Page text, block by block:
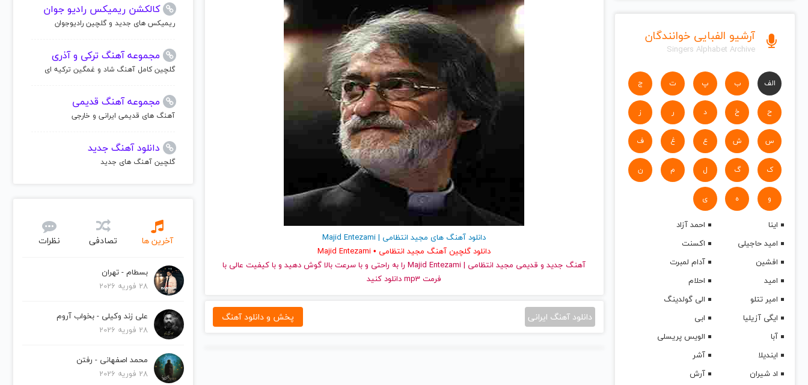
آرشیو الفبایی خوانندگان
Singers Alphabet Archive
الف ب پ ت ج
ح خ د ر ز
س ش ع غ ف
ک گ ل م ن
و ه ی
اینا
احمد آزاد
امید حاجیلی
اکسنت
افشین
آدام لمبرت
امید
احلام
امیر تتلو
الی گولدینگ
ایگی آزیلیا
ابی
آبا
الویس پریسلی
ایندیلا
آشر
اد شیران
آرش
دانلود آهنگ های مجید انتظامی | Majid Entezami
دانلود گلچین آهنگ مجید انتظامی • Majid Entezami
آهنگ جدید
و قدیمی مجید انتظامی | Majid Entezami را به راحتی و با سرعت بالا گوش دهید و با کیفیت عالی با
فرمت mp3 دانلود کنید
دانلود آهنگ ایرانی پخش و دانلود آهنگ
کالکشن ریمیکس رادیو جوان
ریمیکس های جدید و گلچین رادیوجوان
مجموعه آهنگ ترکی و آذری
گلچین کامل آهنگ شاد و غمگین ترکیه ای
مجموعه آهنگ قدیمی
آهنگ های قدیمی ایرانی و خارجی
دانلود آهنگ جدید
گلچین آهنگ های جدید
آخرین ها تصادفی نظرات
بسطام - تهران
28 فوریه 2026
علی زند وکیلی - بخواب آروم
28 فوریه 2026
محمد اصفهانی - رفتن
28 فوریه 2026